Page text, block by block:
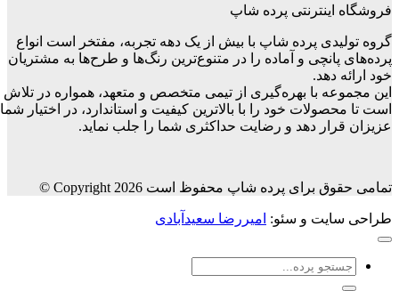
فروشگاه اینترنتی پرده شاپ
گروه تولیدی پرده شاپ با بیش از یک دهه تجربه، مفتخر است انواع
پرده‌های پانچی و آماده را در متنوع‌ترین رنگ‌ها و طرح‌ها به مشتریان
خود ارائه دهد.
این مجموعه با بهره‌گیری از تیمی متخصص و متعهد، همواره در تلاش
است تا محصولات خود را با بالاترین کیفیت و استاندارد، در اختیار شما
عزیزان قرار دهد و رضایت حداکثری شما را جلب نماید.
تمامی حقوق برای پرده شاپ محفوظ است Copyright 2026 ©
طراحی سایت و سئو:امیررضا سعیدآبادی
جستجو